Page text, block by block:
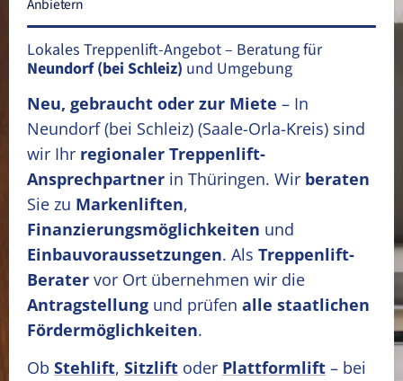
Anbietern
Lokales Treppenlift-Angebot – Beratung für
Neundorf (bei Schleiz) und Umgebung
Neu, gebraucht oder zur Miete – In
Neundorf (bei Schleiz) (Saale-Orla-Kreis) sind
wir Ihr regionaler Treppenlift-
Ansprechpartner in Thüringen. Wir beraten
Sie zu Markenliften,
Finanzierungsmöglichkeiten und
Einbauvoraussetzungen. Als Treppenlift-
Berater vor Ort übernehmen wir die
Antragstellung und prüfen alle staatlichen
Fördermöglichkeiten.
Ob Stehlift, Sitzlift oder Plattformlift – bei